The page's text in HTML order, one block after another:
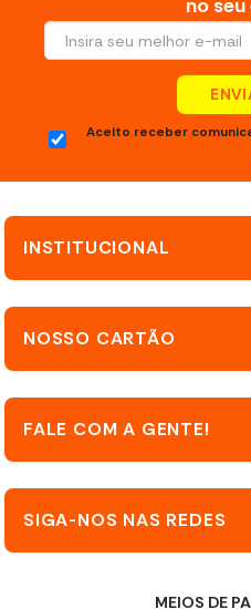
no
Aceito receber
INSTITUCIONAL
NOSSO CARTÃO
FALE COM A GENTE!
SIGA-NOS NAS REDES
MEIOS DE